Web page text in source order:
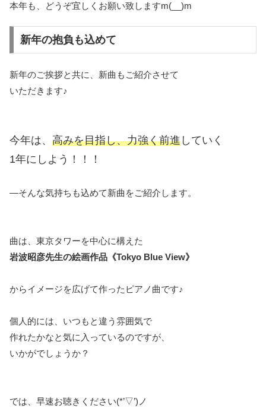
本年も、どうぞ宜しくお願い致しますm(__)m
新年の抱負も込めて
新年のご挨拶と共に、新曲もご紹介させて
いただきます♪
今年は、 高みを目指し、力強く前進 していく
1年にしよう！！！
―そんな気持ちも込めて新曲をご紹介します。
曲は、東京タワーを中心に構えた
岩波昭彦先生の絵画作品《Tokyo Blue View》
からイメージを広げて作ったピアノ曲です♪
個人的には、いつもと違う雰囲気で
作れたかなと気に入っているのですが、
いかがでしょうか？
では、早速お聴きください(*’▽’)ノ